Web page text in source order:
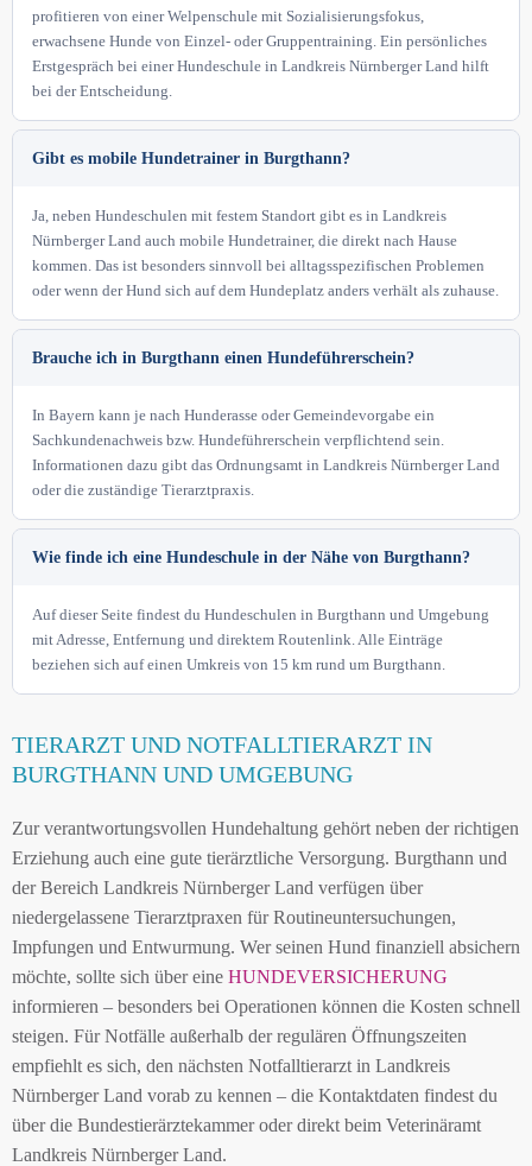
profitieren von einer Welpenschule mit Sozialisierungsfokus,
erwachsene Hunde von Einzel- oder Gruppentraining. Ein persönliches
Erstgespräch bei einer Hundeschule in Landkreis Nürnberger Land hilft
bei der Entscheidung.
Gibt es mobile Hundetrainer in Burgthann?
Ja, neben Hundeschulen mit festem Standort gibt es in Landkreis
Nürnberger Land auch mobile Hundetrainer, die direkt nach Hause
kommen. Das ist besonders sinnvoll bei alltagsspezifischen Problemen
oder wenn der Hund sich auf dem Hundeplatz anders verhält als zuhause.
Brauche ich in Burgthann einen Hundeführerschein?
In Bayern kann je nach Hunderasse oder Gemeindevorgabe ein
Sachkundenachweis bzw. Hundeführerschein verpflichtend sein.
Informationen dazu gibt das Ordnungsamt in Landkreis Nürnberger Land
oder die zuständige Tierarztpraxis.
Wie finde ich eine Hundeschule in der Nähe von Burgthann?
Auf dieser Seite findest du Hundeschulen in Burgthann und Umgebung
mit Adresse, Entfernung und direktem Routenlink. Alle Einträge
beziehen sich auf einen Umkreis von 15 km rund um Burgthann.
TIERARZT UND NOTFALLTIERARZT IN
BURGTHANN UND UMGEBUNG
Zur verantwortungsvollen Hundehaltung gehört neben der richtigen
Erziehung auch eine gute tierärztliche Versorgung. Burgthann und
der Bereich Landkreis Nürnberger Land verfügen über
niedergelassene Tierarztpraxen für Routineuntersuchungen,
Impfungen und Entwurmung. Wer seinen Hund finanziell absichern
möchte, sollte sich über eine HUNDEVERSICHERUNG
informieren – besonders bei Operationen können die Kosten schnell
steigen. Für Notfälle außerhalb der regulären Öffnungszeiten
empfiehlt es sich, den nächsten Notfalltierarzt in Landkreis
Nürnberger Land vorab zu kennen – die Kontaktdaten findest du
über die Bundestierärztekammer oder direkt beim Veterinäramt
Landkreis Nürnberger Land.